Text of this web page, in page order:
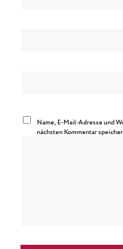
Name, E-Mail-Adresse und
nächsten Kommentar